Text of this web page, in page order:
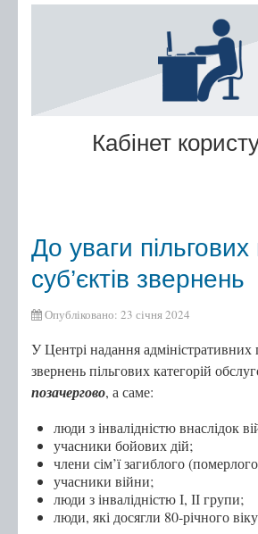
е-Ветеран
Послуги за категоріями
Послуги за суб'єктами надання
Мобільний адміністратор
Перелік категорій суб'єктів
Перелік послуг
Контакти
Центр надання
Центр рекрутингу української
Кабінет
До уваги пільгових
суб’єктів звернень
Опубліковано: 23 січня 2024
У Центрі надання адміністративних
звернень пільгових категорій
позачергово, а саме:
люди з інвалідністю внаслідок
учасники бойових дій;
члени сім’ї загиблого
учасники війни;
люди з інвалідністю І, ІІ групи;
люди, які досягли 80-річного